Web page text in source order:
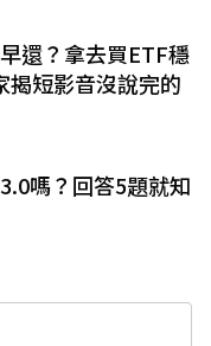
還？拿去買ETF穩
揭短影音沒說完的
嗎？回答5題就知